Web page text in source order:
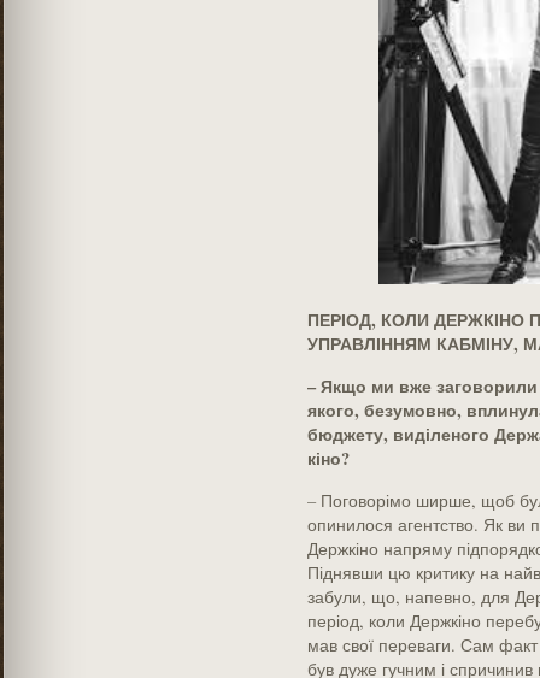
ПЕРІОД, КОЛИ ДЕРЖКІНО
УПРАВЛІННЯМ КАБМІНУ,
– Якщо ми вже
якого, безумовно,
бюджету, виділеного
кіно?
– Поговорімо ширше, щоб
опинилося агентство. Як ви
Держкіно напряму
Піднявши цю критику на
забули, що, напевно, для
період, коли Держкіно
мав свої переваги. Сам
був дуже гучним і спричинив